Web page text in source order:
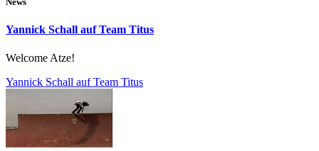
Yannick Schall auf Team Titus
Welcome Atze!
Yannick Schall auf Team Titus